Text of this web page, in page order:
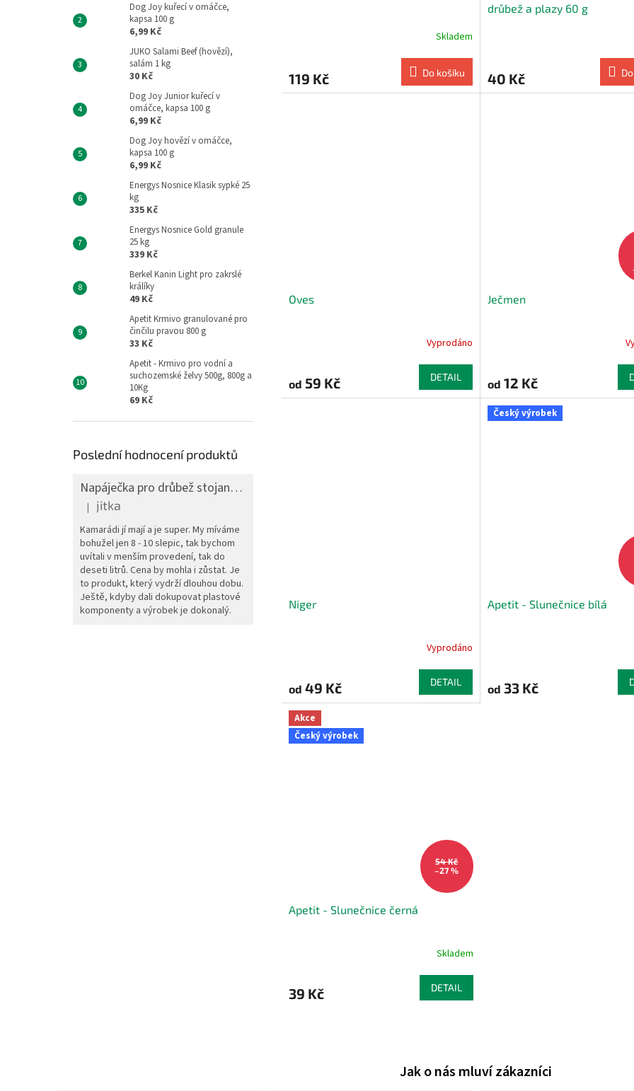
Dog Joy kuřecí v omáčce,
kapsa 100 g
6,99 Kč
JUKO Salami Beef (hovězí),
salám 1 kg
30 Kč
Dog Joy Junior kuřecí v
omáčce, kapsa 100 g
6,99 Kč
Dog Joy hovězí v omáčce,
kapsa 100 g
6,99 Kč
Energys Nosnice Klasik sypké 25
kg
335 Kč
Energys Nosnice Gold granule
25 kg
339 Kč
Berkel Kanin Light pro zakrslé
králíky
49 Kč
Apetit Krmivo granulované pro
činčilu pravou 800 g
33 Kč
Apetit - Krmivo pro vodní a
suchozemské želvy 500g, 800g a
10Kg
69 Kč
Poslední hodnocení produktů
Napáječka pro drůbež stojanová barelová, pozink, 30 l
Hodnocení produktu je 5 z 5 hvězdiček.
| jitka
Kamarádi jí mají a je super. My míváme
bohužel jen 8 - 10 slepic, tak bychom
uvítali v menším provedení, tak do
deseti litrů. Cena by mohla i zůstat. Je
to produkt, který vydrží dlouhou dobu.
Ještě, kdyby dali dokupovat plastové
komponenty a výrobek je dokonalý.
Skladem
119 Kč Do košíku
drůbež a plazy 60 g
40 Kč
Oves
Vyprodáno
od 59 Kč DETAIL
Ječmen
od 12 Kč
Niger
Vyprodáno
od 49 Kč DETAIL
Český výrobek
Apetit - Slunečnice bílá
od 33 Kč
Akce
Český výrobek
54 Kč
–27 %
Apetit - Slunečnice černá
Skladem
39 Kč DETAIL